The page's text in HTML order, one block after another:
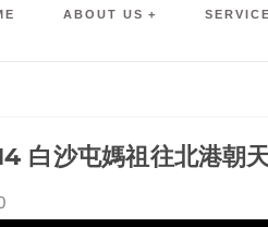
ABOUT US
白沙屯媽祖往北港朝